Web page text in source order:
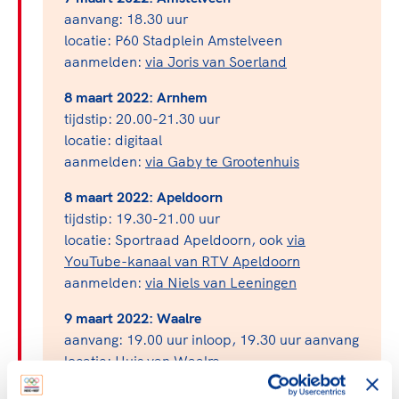
aanvang: 18.30 uur
locatie: P60 Stadplein Amstelveen
aanmelden: via Joris van Soerland
8 maart 2022: Arnhem
tijdstip: 20.00-21.30 uur
locatie: digitaal
aanmelden: via Gaby te Grootenhuis
8 maart 2022: Apeldoorn
tijdstip: 19.30-21.00 uur
locatie: Sportraad Apeldoorn, ook via
YouTube-kanaal van RTV Apeldoorn
aanmelden: via Niels van Leeningen
9 maart 2022: Waalre
aanvang: 19.00 uur inloop, 19.30 uur aanvang
locatie: Huis van Waalre